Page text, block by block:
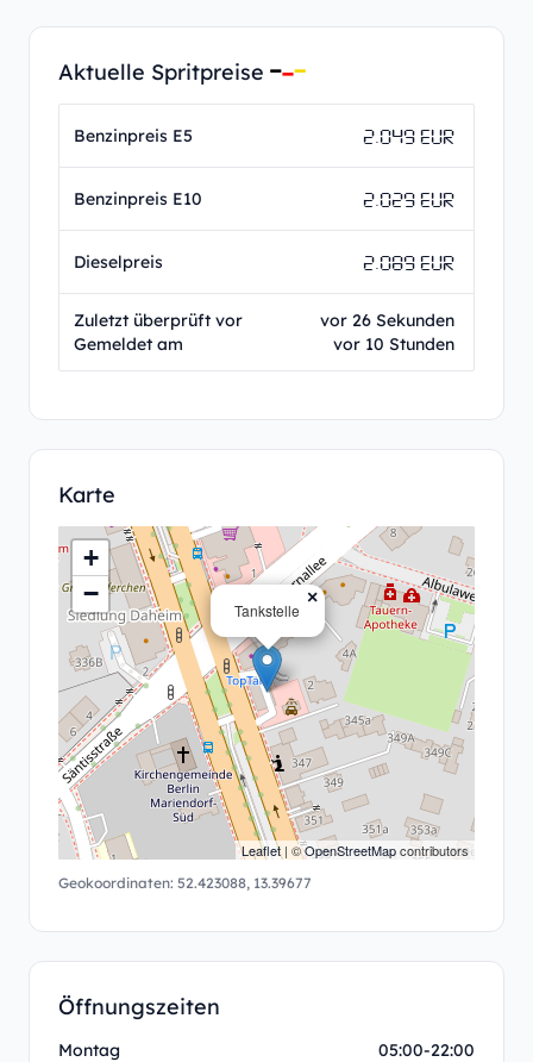
Aktuelle Spritpreise
Benzinpreis E5 2.049 EUR
Benzinpreis E10 2.029 EUR
Dieselpreis 2.089 EUR
Zuletzt überprüft vor
Gemeldet am
vor 26 Sekunden
vor 10 Stunden
Karte
Tankstelle
×
+
−
Leaflet | ©OpenStreetMapcontributors
Geokoordinaten: 52.423088, 13.39677
Öffnungszeiten
Montag
05:00-22:00